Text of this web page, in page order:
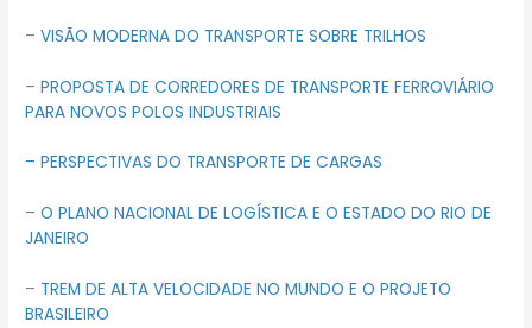
–VISÃO MODERNA DO TRANSPORTE SOBRE TRILHOS
–PROPOSTA DE CORREDORES DE TRANSPORTE FERROVIÁRIO
PARA NOVOS POLOS INDUSTRIAIS
– PERSPECTIVAS DO TRANSPORTE DE CARGAS
–O PLANO NACIONAL DE LOGÍSTICA E O ESTADO DO RIO DE
JANEIRO
– TREM DE ALTA VELOCIDADE NO MUNDO E O PROJETO
BRASILEIRO